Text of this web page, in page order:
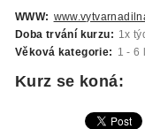
WWW:
Doba trvání kurzu: 1x
Věková kategorie:
1 - 6
Kurz se koná: